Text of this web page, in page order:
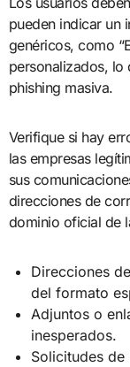
pueden indicar un
genéricos, como
personalizados, lo
phishing masiva.
Verifique si hay
las empresas
sus
direcciones de
dominio oficial de
Direcciones
del formato
Adjuntos o
inesperados.
Solicitudes